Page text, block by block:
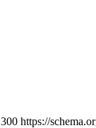
300 https://